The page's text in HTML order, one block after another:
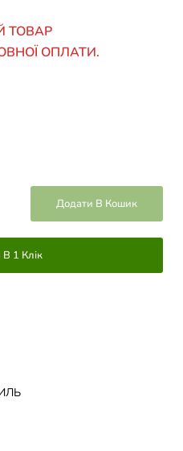
ТОВАР
ОПЛАТИ.
Додати В Кошик
1 Клік